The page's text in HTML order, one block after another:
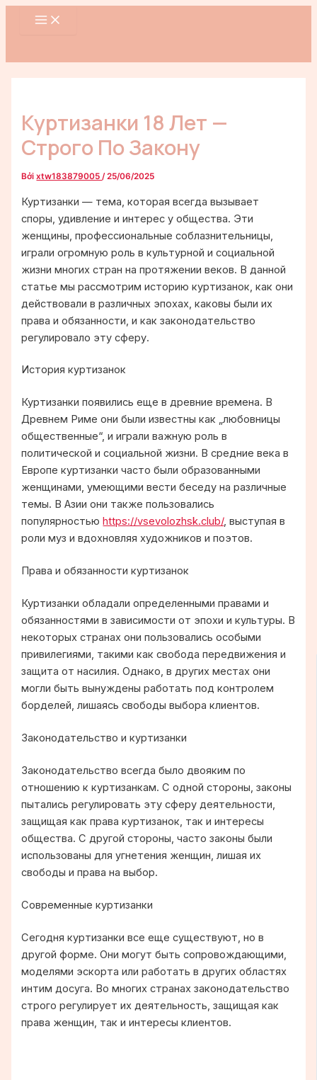
Nhảy
Куртизанки 18 Лет —
Строго По Закону
Bởixtw183879005/25/06/2025
Куртизанки — тема, которая всегда вызывает
споры, удивление и интерес у общества. Эти
женщины, профессиональные соблазнительницы,
играли огромную роль в культурной и социальной
жизни многих стран на протяжении веков. В данной
статье мы рассмотрим историю куртизанок, как они
действовали в различных эпохах, каковы были их
права и обязанности, и как законодательство
регулировало эту сферу.
История куртизанок
Куртизанки появились еще в древние времена. В
Древнем Риме они были известны как „любовницы
общественные“, и играли важную роль в
политической и социальной жизни. В средние века в
Европе куртизанки часто были образованными
женщинами, умеющими вести беседу на различные
темы. В Азии они также пользовались
популярностьюhttps://vsevolozhsk.club/, выступая в
роли муз и вдохновляя художников и поэтов.
Права и обязанности куртизанок
Куртизанки обладали определенными правами и
обязанностями в зависимости от эпохи и культуры. В
некоторых странах они пользовались особыми
привилегиями, такими как свобода передвижения и
защита от насилия. Однако, в других местах они
могли быть вынуждены работать под контролем
борделей, лишаясь свободы выбора клиентов.
Законодательство и куртизанки
Законодательство всегда было двояким по
отношению к куртизанкам. С одной стороны, законы
пытались регулировать эту сферу деятельности,
защищая как права куртизанок, так и интересы
общества. С другой стороны, часто законы были
использованы для угнетения женщин, лишая их
свободы и права на выбор.
Современные куртизанки
Сегодня куртизанки все еще существуют, но в
другой форме. Они могут быть сопровождающими,
моделями эскорта или работать в других областях
интим досуга. Во многих странах законодательство
строго регулирует их деятельность, защищая как
права женщин, так и интересы клиентов.
Điều
hướng